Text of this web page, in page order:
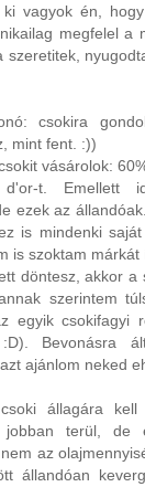
ki vagyok én,
megfelel a
szeretitek,
csokira
mint fent. :))
vásárolok:
t. Emellett
ezek az
is mindenki saját
is szoktam márkát
döntesz, akkor a
szerintem
egyik csokifagyi
Bevonásra
ajánlom neked
állagára
jobban terül, de
az
állandóan